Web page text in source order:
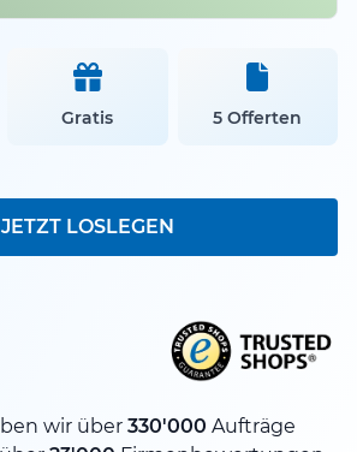
Gratis 5 Offerten
JETZT LOSLEGEN
wir über 330'000 Aufträge